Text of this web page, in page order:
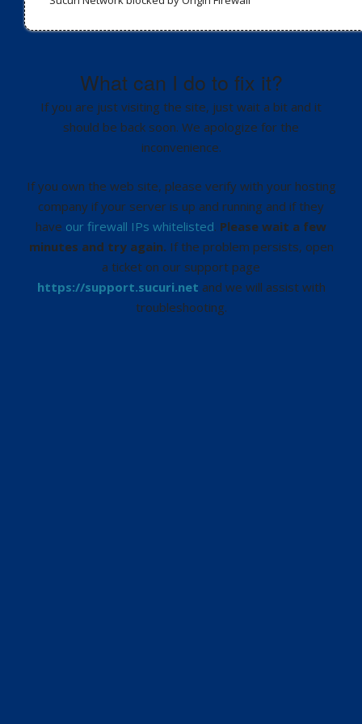
What can I do to fix it?
If you are just visiting the site, just wait a bit and it
should be back soon. We apologize for the
inconvenience.
If you own the web site, please verify with your hosting
company if your server is up and running and if they
have our firewall IPs whitelisted. Please wait a few
minutes and try again. If the problem persists, open
a ticket on our support page
https://support.sucuri.net and we will assist with
troubleshooting.